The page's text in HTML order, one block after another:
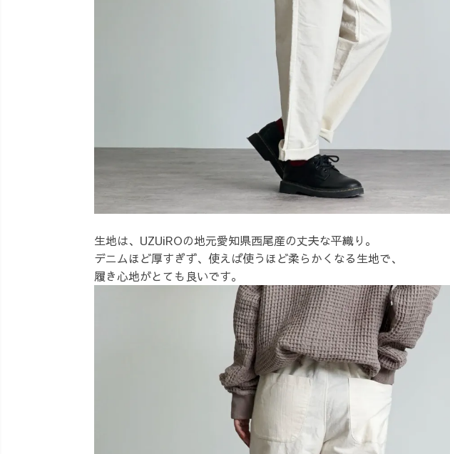
生地は、UZUiROの地元愛知県西尾産の丈夫な平織り。
デニムほど厚すぎず、使えば使うほど柔らかくなる生地で、
履き心地がとても良いです。